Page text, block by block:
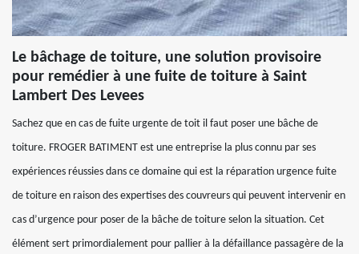
Le bâchage de toiture, une solution provisoire
pour remédier à une fuite de toiture à Saint
Lambert Des Levees
Sachez que en cas de fuite urgente de toit il faut poser une bâche de
toiture. FROGER BATIMENT est une entreprise la plus connu par ses
expériences réussies dans ce domaine qui est la réparation urgence fuite
de toiture en raison des expertises des couvreurs qui peuvent intervenir en
cas d’urgence pour poser de la bâche de toiture selon la situation. Cet
élément sert primordialement pour pallier à la défaillance passagère de la